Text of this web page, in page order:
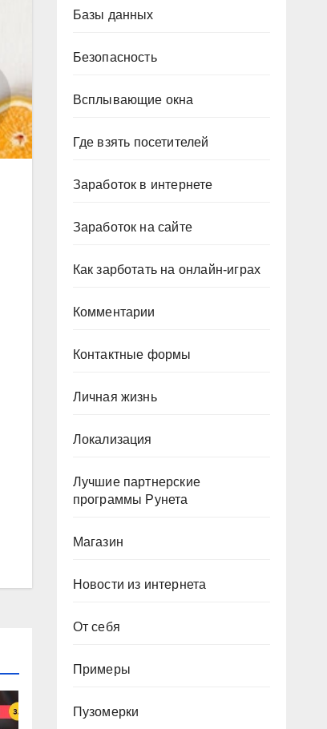
Базы данных
Безопасность
Всплывающие окна
Где взять посетителей
Заработок в интернете
Заработок на сайте
Как зарботать на онлайн-играх
Комментарии
Контактные формы
Личная жизнь
Локализация
Лучшие партнерские
программы Рунета
Магазин
Новости из интернета
От себя
Примеры
Пузомерки